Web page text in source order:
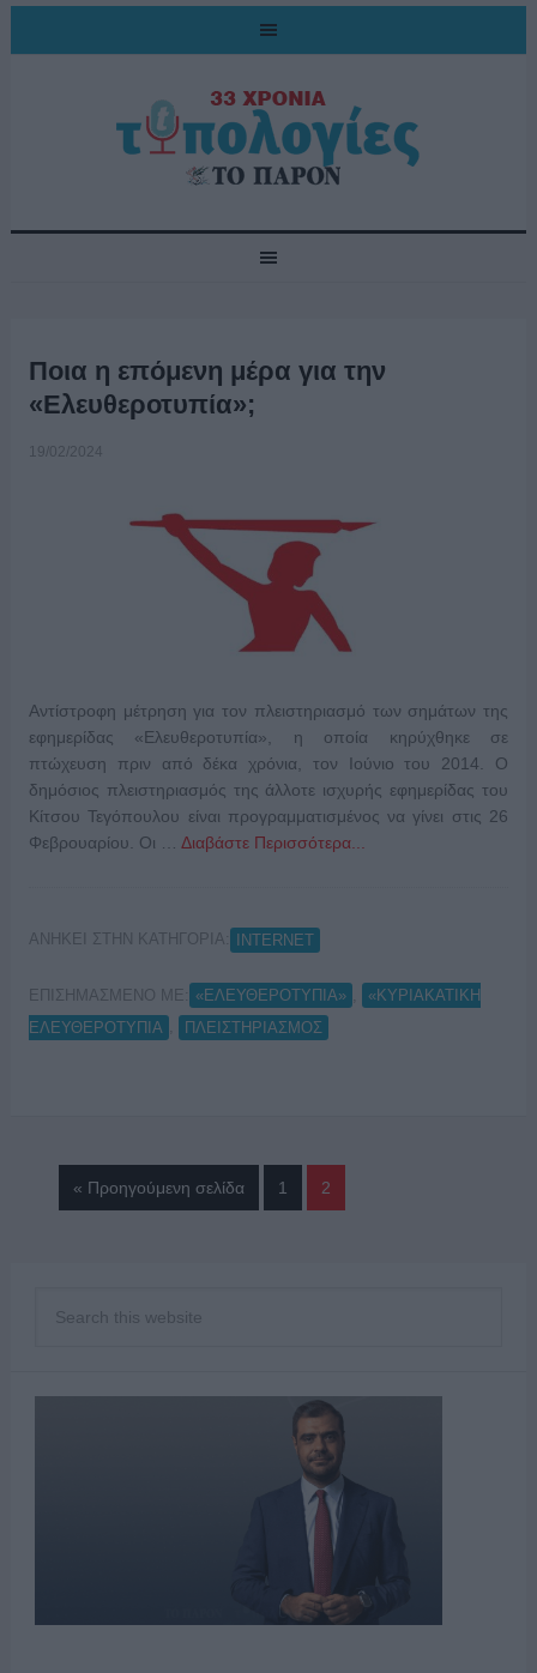
Ποια η επόμενη μέρα για την
«Ελευθεροτυπία»;
19/02/2024
Αντίστροφη μέτρηση για τον πλειστηριασμό των σημάτων της
εφημερίδας «Ελευθεροτυπία», η οποία κηρύχθηκε σε
πτώχευση πριν από δέκα χρόνια, τον Ιούνιο του 2014. Ο
δημόσιος πλειστηριασμός της άλλοτε ισχυρής εφημερίδας του
Κίτσου Τεγόπουλου είναι προγραμματισμένος να γίνει στις 26
Φεβρουαρίου. Οι … Διαβάστε Περισσότερα...
ΑΝΗΚΕΙ ΣΤΗΝ ΚΑΤΗΓΟΡΙΑ: INTERNET
ΕΠΙΣΗΜΑΣΜΕΝΟ ΜΕ: «ΕΛΕΥΘΕΡΟΤΥΠΙΑ»
«ΚΥΡΙΑΚΑΤΙΚΗ
ΕΛΕΥΘΕΡΟΤΥΠΙΑ
ΠΛΕΙΣΤΗΡΙΑΣΜΟΣ
« Προηγούμενη σελίδα 1 2